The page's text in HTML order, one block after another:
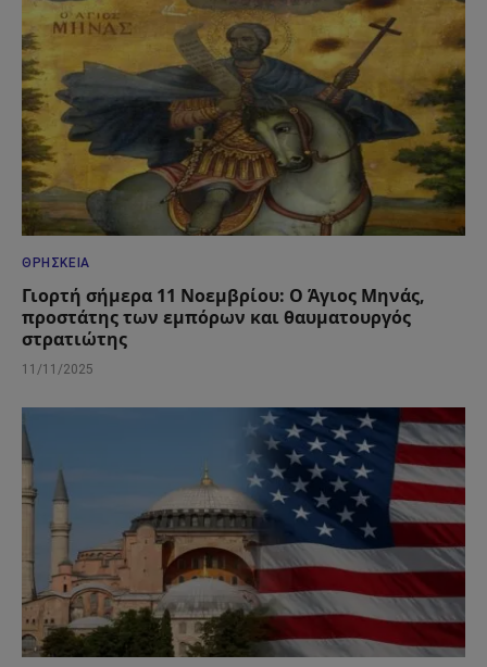
ΘΡΗΣΚΕΊΑ
Γιορτή σήμερα 11 Νοεμβρίου: Ο Άγιος Μηνάς,
προστάτης των εμπόρων και θαυματουργός
στρατιώτης
11/11/2025